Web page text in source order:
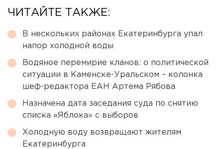
ЧИТАЙТЕ ТАКЖЕ:
В нескольких районах Екатеринбурга упал
напор холодной воды
Водяное перемирие кланов: о политической
ситуации в Каменске-Уральском – колонка
шеф-редактора ЕАН Артема Рябова
Назначена дата заседания суда по снятию
списка «Яблока» с выборов
Холодную воду возвращают жителям
Екатеринбурга